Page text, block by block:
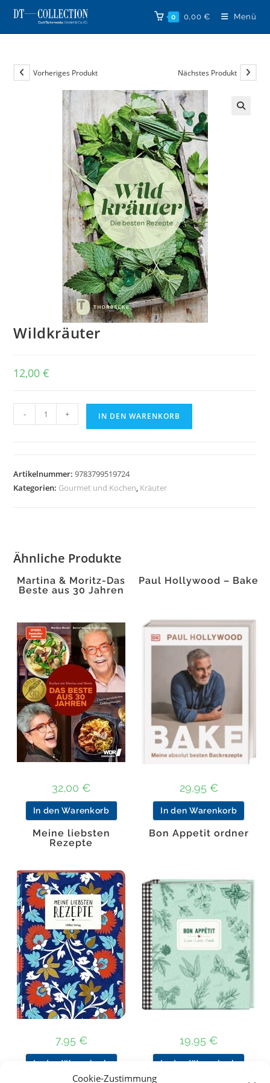
Cookie-Zustimmung
Zum
Inhalt
springen
0 0,00 € Menü
Vorheriges Produkt Nächstes Produkt
Wildkräuter
12,00€
Wildkräuter
Menge
- + IN DEN WARENKORB
Artikelnummer:9783799519724
Kategorien: Gourmet und Kochen, Kräuter
Ähnliche Produkte
Martina & Moritz-Das
Beste aus 30 Jahren
32,00 €
In den Warenkorb
Paul Hollywood – Bake
29,95 €
In den Warenkorb
Meine liebsten
Rezepte
7,95 €
In den Warenkorb
Bon Appetit ordner
19,95 €
In den Warenkorb